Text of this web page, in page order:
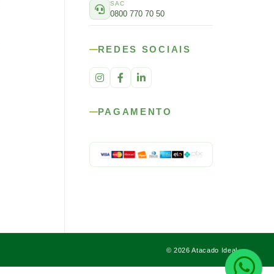
SAC
0800 770 70 50
REDES SOCIAIS
PAGAMENTO
© 2026 Atacado Ideal